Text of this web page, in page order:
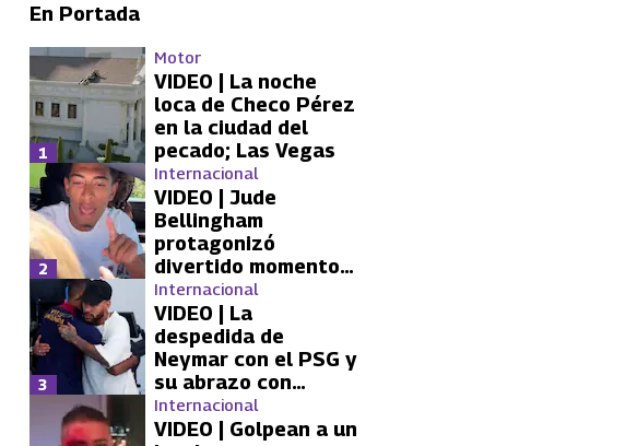
En Portada
Motor
VIDEO | La noche
loca de Checo Pérez
en la ciudad del
pecado; Las Vegas
1
Internacional
VIDEO | Jude
Bellingham
protagonizó
divertido momento
con aficionada del
Real Madrid
2
Internacional
VIDEO | La
despedida de
Neymar con el PSG y
su abrazo con
Kylian Mbappé
3
Internacional
VIDEO | Golpean a un